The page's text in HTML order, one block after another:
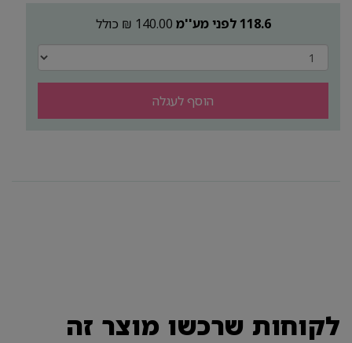
118.6 לפני מע''מ 140.00 ₪ כולל
הוסף לעגלה
לקוחות שרכשו מוצר זה